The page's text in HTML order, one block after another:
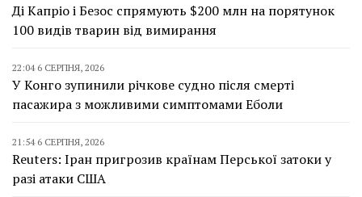
Ді Капріо і Безос спрямують $200 млн на порятунок
100 видів тварин від вимирання
22:04 6 СЕРПНЯ, 2026
У Конго зупинили річкове судно після смерті
пасажира з можливими симптомами Еболи
21:54 6 СЕРПНЯ, 2026
Reuters: Іран пригрозив країнам Перської затоки у
разі атаки США